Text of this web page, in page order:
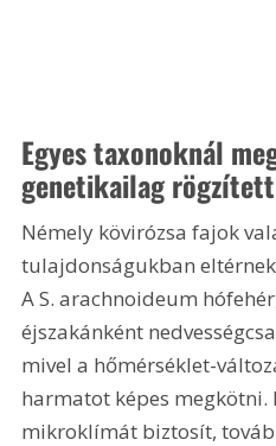
Egyes taxonoknál
genetikailag
Némely kövirózsa fajok
tulajdonságukban
A S. arachnoideum
éjszakánként
mivel a hőmérséklet-
harmatot képes megkötni.
mikroklímát biztosít,